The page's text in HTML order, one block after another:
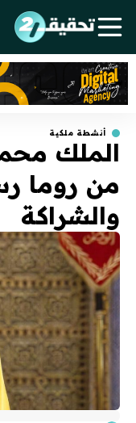
أنشطة ملكية
الملك
من روما
والشراكة